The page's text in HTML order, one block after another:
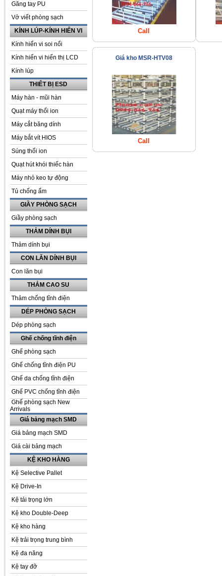
Găng tay PU
Vở viết phòng sạch
KÍNH LÚP-KÍNH HIỂN VI
Kính hiển vi soi nổi
Kính hiển vi hiển thị LCD
Kính lúp
THIÊT BỊ ESD
Máy hàn - mũi hàn
Quạt máy thổi ion
Máy cắt băng dính
Máy bắt vít HIOS
Súng thổi ion
Quạt hút khói thiếc hàn
Máy nhỏ keo tự động
Tủ chống ẩm
GIẦY PHÒNG SẠCH
Giầy phòng sạch
THẢM DÍNH BỤI
Thảm dính bụi
CON LĂN DÍNH BỤI
Con lăn bụi
THẢM CAO SU
Thảm chống tĩnh điện
DÉP PHÒNG SẠCH
Dép phòng sạch
Ghế chống tĩnh điện
Ghế phòng sạch
Ghế chống tĩnh điện PU
Ghế da chống tĩnh điện
Ghế PVC chống tĩnh điện
Ghế phòng sạch New
Arrivals
Giá bảng mạch SMD
Giá bảng mạch SMD
Giá cài bảng mạch
KỆ KHO HÀNG
Kệ Selective Pallet
Kệ Drive-In
Kệ tải trọng lớn
Kệ kho Double-Deep
Kệ kho hàng
Kệ trải trọng trung bình
Kệ đa năng
Kệ tay đỡ
Call
Giá kho MSR-HTV08
Call